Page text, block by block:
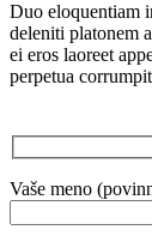
Duo eloquentiam
deleniti platonem
ei eros laoreet
perpetua
Vaše meno